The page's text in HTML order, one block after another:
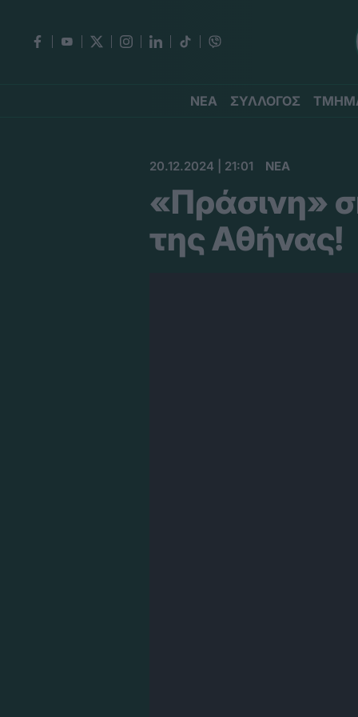
ΝΕΑ ΣΥΛΛΟΓΟΣ
20.12.2024 | 21:01 ΝΕΑ
«Πράσινη»
της Αθήνας!